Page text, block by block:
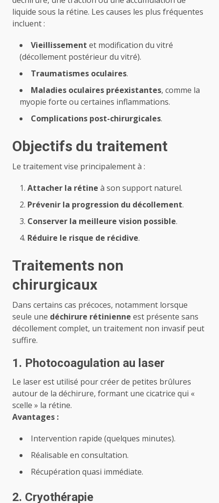
liquide sous la rétine. Les causes les plus fréquentes
incluent :
Vieillissement et modification du vitré
(décollement postérieur du vitré).
Traumatismes oculaires.
Maladies oculaires préexistantes, comme la
myopie forte ou certaines inflammations.
Complications post-chirurgicales.
Objectifs du traitement
Le traitement vise principalement à :
Attacher la rétine à son support naturel.
Prévenir la progression du décollement.
Conserver la meilleure vision possible.
Réduire le risque de récidive.
Traitements non
chirurgicaux
Dans certains cas précoces, notamment lorsque
seule une déchirure rétinienne est présente sans
décollement complet, un traitement non invasif peut
suffire.
1. Photocoagulation au laser
Le laser est utilisé pour créer de petites brûlures
autour de la déchirure, formant une cicatrice qui «
scelle » la rétine.
Avantages :
Intervention rapide (quelques minutes).
Réalisable en consultation.
Récupération quasi immédiate.
2. Cryothérapie